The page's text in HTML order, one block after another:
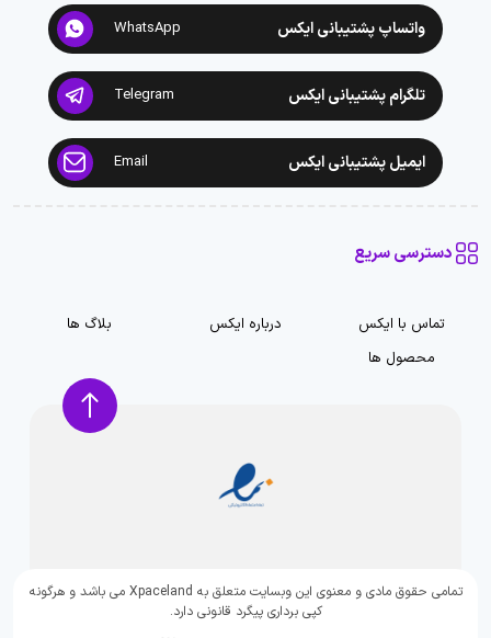
واتساپ پشتیبانی ایکس WhatsApp
تلگرام پشتیبانی ایکس Telegram
ایمیل پشتیبانی ایکس Email
دسترسی سریع
تماس با ایکس درباره ایکس
بلاگ ها
محصول ها
تمامی حقوق مادی و معنوی این وبسایت متعلق به Xpaceland می باشد و هرگونه
کپی برداری پیگرد قانونی دارد.